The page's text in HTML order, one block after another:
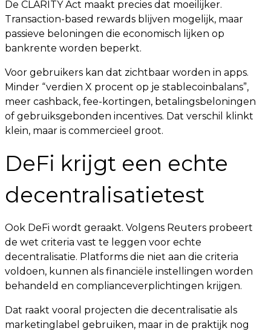
De CLARITY Act maakt precies dat moeilijker.
Transaction-based rewards blijven mogelijk, maar
passieve beloningen die economisch lijken op
bankrente worden beperkt.
Voor gebruikers kan dat zichtbaar worden in apps.
Minder “verdien X procent op je stablecoinbalans”,
meer cashback, fee-kortingen, betalingsbeloningen
of gebruiksgebonden incentives. Dat verschil klinkt
klein, maar is commercieel groot.
DeFi krijgt een echte
decentralisatietest
Ook DeFi wordt geraakt. Volgens Reuters probeert
de wet criteria vast te leggen voor echte
decentralisatie. Platforms die niet aan die criteria
voldoen, kunnen als financiële instellingen worden
behandeld en complianceverplichtingen krijgen.
Dat raakt vooral projecten die decentralisatie als
marketinglabel gebruiken, maar in de praktijk nog